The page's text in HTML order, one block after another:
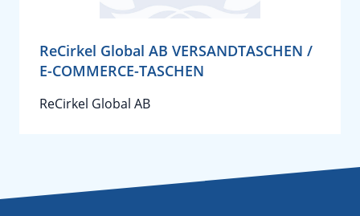
ReCirkel Global AB VERSANDTASCHEN /
E-COMMERCE-TASCHEN
ReCirkel Global AB